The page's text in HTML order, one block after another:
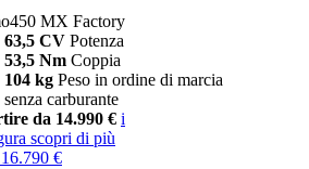
MX Factory
63,5 CV Potenza
53,5 Nm Coppia
104 kg Peso in ordine di marcia
senza carburante
da 14.990 € i
scopri di più
€